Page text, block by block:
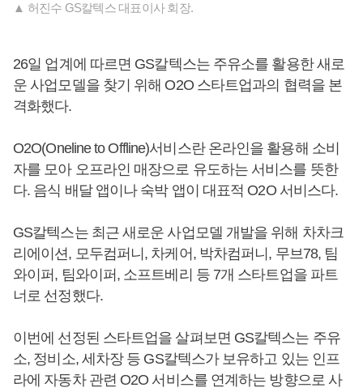
▲ 허진수 GS칼텍스 대표이사 회장.
26일 업계에 따르면 GS칼텍스는 주유소를 활용한 새로
운 사업모델을 찾기 위해 O2O 스타트업과의 협력을 본
격화했다.
O2O(Oneline to Offline)서비스란 온라인을 활용해 소비
자를 모아 오프라인 매장으로 유도하는 서비스를 뜻한
다. 음식 배달 앱이나 숙박 앱이 대표적 O2O 서비스다.
GS칼텍스는 최근 새로운 사업모델 개발을 위해 차차크
리에이션, 모두컴퍼니, 차케어, 박차컴퍼니, 무브78, 팀
와이퍼, 팀와이퍼, 소프트베리 등 7개 스타트업을 파트
너로 선정했다.
이번에 선정된 스타트업을 살펴보면 GS칼텍스는 주유
소, 정비소, 세차장 등 GS칼텍스가 보유하고 있는 인프
라에 자동차 관련 O2O 서비스를 연계하는 방향으로 사